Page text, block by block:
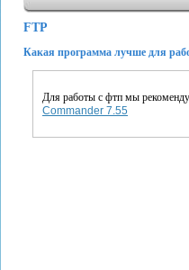
FTP
Какая программа лучше для
Для работы с фтп мы
Commander 7.55